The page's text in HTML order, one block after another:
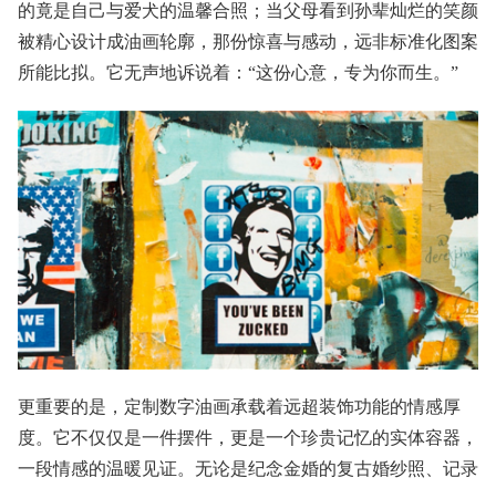
的竟是自己与爱犬的温馨合照；当父母看到孙辈灿烂的笑颜
被精心设计成油画轮廓，那份惊喜与感动，远非标准化图案
所能比拟。它无声地诉说着：“这份心意，专为你而生。”
更重要的是，定制数字油画承载着远超装饰功能的情感厚
度。它不仅仅是一件摆件，更是一个珍贵记忆的实体容器，
一段情感的温暖见证。无论是纪念金婚的复古婚纱照、记录